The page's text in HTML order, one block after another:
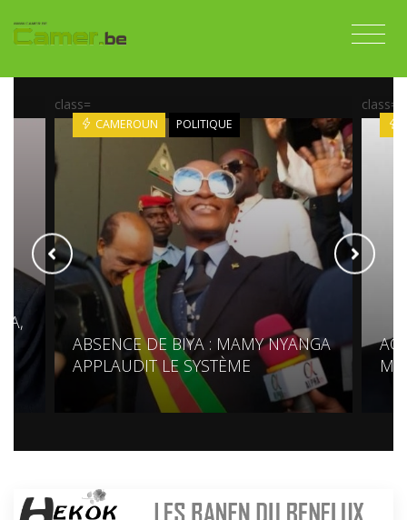
class=
CAMEROUN POLITIQUE
ABSENCE DE BIYA : MAMY NYANGA
APPLAUDIT LE SYSTÈME
class=